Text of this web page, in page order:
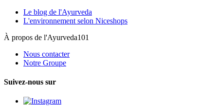
Le blog de l'Ayurveda
L'environnement selon Niceshops
À propos de l'Ayurveda101
Nous contacter
Notre Groupe
Suivez-nous sur